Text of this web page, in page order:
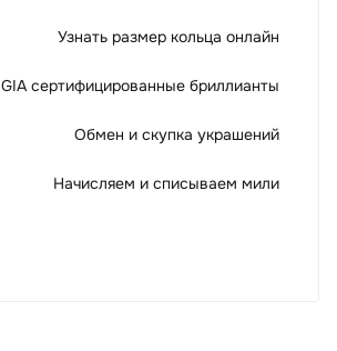
Узнать размер кольца онлайн
GIA сертифицированные бриллианты
Обмен и скупка украшений
Начисляем и списываем мили